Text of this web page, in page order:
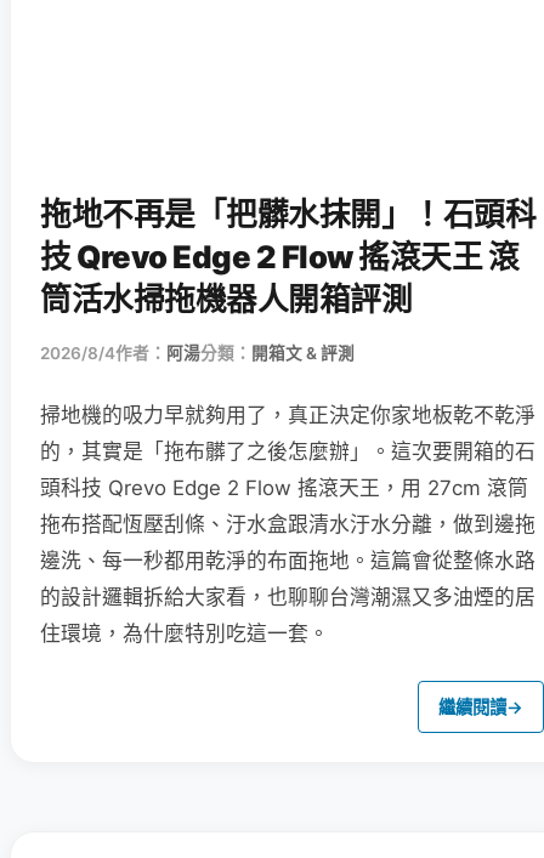
拖地不再是「把髒水抹開」！石頭科
技 Qrevo Edge 2 Flow 搖滾天王 滾
筒活水掃拖機器人開箱評測
2026/8/4作者： 阿湯分類： 開箱文 & 評測
掃地機的吸力早就夠用了，真正決定你家地板乾不乾淨
的，其實是「拖布髒了之後怎麼辦」。這次要開箱的石
頭科技 Qrevo Edge 2 Flow 搖滾天王，用 27cm 滾筒
拖布搭配恆壓刮條、汙水盒跟清水汙水分離，做到邊拖
邊洗、每一秒都用乾淨的布面拖地。這篇會從整條水路
的設計邏輯拆給大家看，也聊聊台灣潮濕又多油煙的居
住環境，為什麼特別吃這一套。
繼續閱讀→